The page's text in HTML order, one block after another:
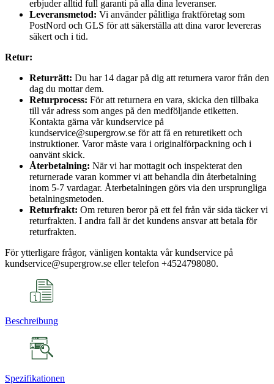
erbjuder alltid full garanti på alla dina leveranser.
Leveransmetod: Vi använder pålitliga fraktföretag som
PostNord och GLS för att säkerställa att dina varor levereras
säkert och i tid.
Retur:
Returrätt: Du har 14 dagar på dig att returnera varor från den
dag du mottar dem.
Returprocess: För att returnera en vara, skicka den tillbaka
till vår adress som anges på den medföljande etiketten.
Kontakta gärna vår kundservice på
kundservice@supergrow.se för att få en returetikett och
instruktioner. Varor måste vara i originalförpackning och i
oanvänt skick.
Återbetalning: När vi har mottagit och inspekterat den
returnerade varan kommer vi att behandla din återbetalning
inom 5-7 vardagar. Återbetalningen görs via den ursprungliga
betalningsmetoden.
Returfrakt: Om returen beror på ett fel från vår sida täcker vi
returfrakten. I andra fall är det kundens ansvar att betala för
returfrakten.
För ytterligare frågor, vänligen kontakta vår kundservice på
kundservice@supergrow.se eller telefon +4524798080.
Beschreibung
Spezifikationen